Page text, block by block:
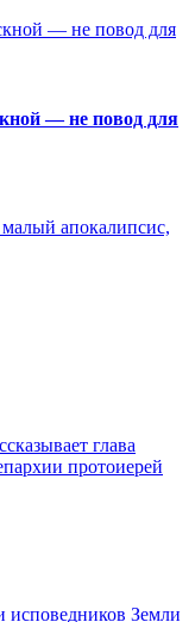
— не повод для
апокалипсис,
глава
протоиерей